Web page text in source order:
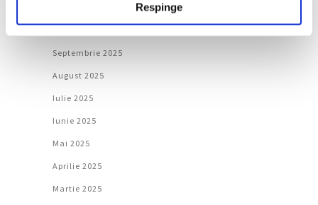
Respinge
Septembrie 2025
August 2025
Iulie 2025
Iunie 2025
Mai 2025
Aprilie 2025
Martie 2025